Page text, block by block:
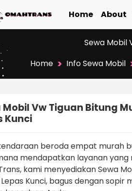
Home About
Sewa Mobil
Home > Info Sewa Mobil
Mobil Vw Tiguan Bitung
Kunci
beroda empat murah
mendapatkan layanan
kami menyediakan Sewa
Kunci, bagus dengan